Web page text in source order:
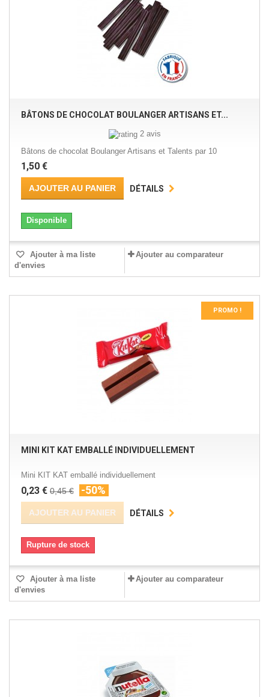
BÂTONS DE CHOCOLAT BOULANGER ARTISANS ET...
2 avis
Bâtons de chocolat Boulanger Artisans et Talents par 10
1,50 €
AJOUTER AU PANIER DÉTAILS
Disponible
Ajouter à ma liste
d'envies
Ajouter au comparateur
PROMO !
MINI KIT KAT EMBALLÉ INDIVIDUELLEMENT
Mini KIT KAT emballé individuellement
0,23 € 0,45 € -50%
AJOUTER AU PANIER DÉTAILS
Rupture de stock
Ajouter à ma liste
d'envies
Ajouter au comparateur